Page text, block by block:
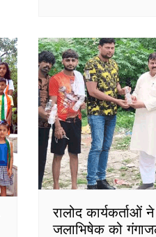
रालोद कार्यकर्ताओं
जलाभिषेक को